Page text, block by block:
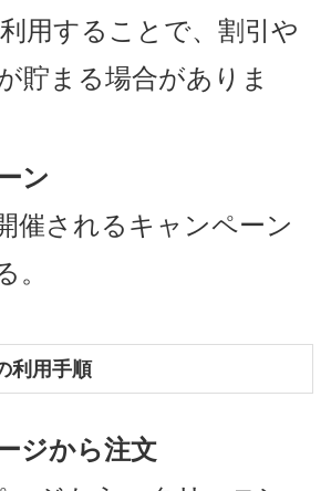
用することで、割引や
貯まる場合がありま
ン
催されるキャンペーン
。
利用手順
ジから注文